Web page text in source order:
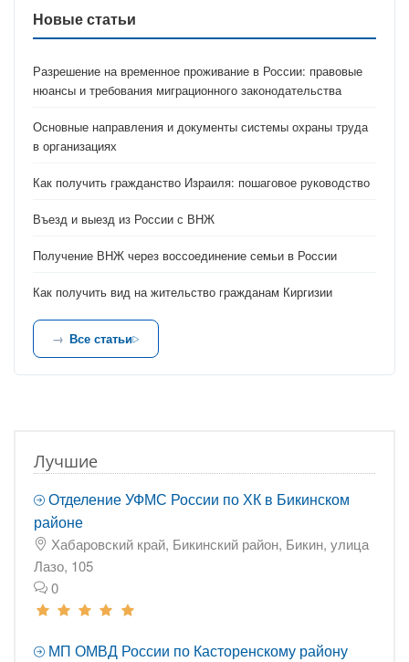
Новые статьи
Разрешение на временное проживание в России: правовые
нюансы и требования миграционного законодательства
Основные направления и документы системы охраны труда
в организациях
Как получить гражданство Израиля: пошаговое руководство
Въезд и выезд из России с ВНЖ
Получение ВНЖ через воссоединение семьи в России
Как получить вид на жительство гражданам Киргизии
Все статьи
Лучшие
Отделение УФМС России по ХК в Бикинском
районе
Хабаровский край, Бикинский район, Бикин, улица
Лазо, 105
0
МП ОМВД России по Касторенскому району